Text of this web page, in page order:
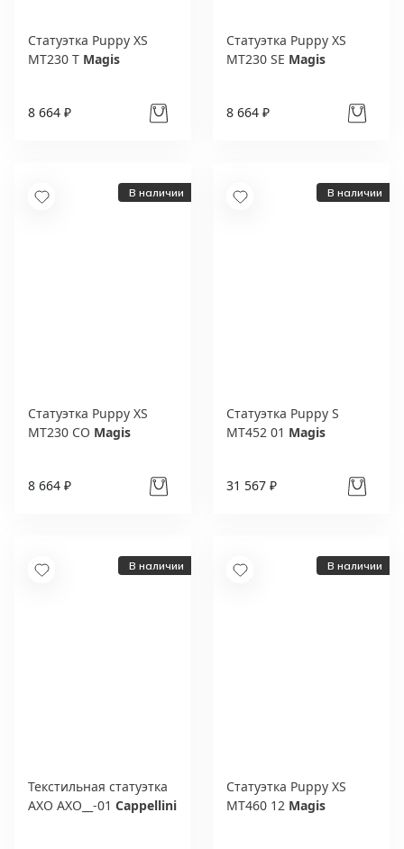
Статуэтка Puppy XS
MT230 T Magis
8 664 ₽
Статуэтка Puppy XS
MT230 SE Magis
8 664 ₽
В наличии
Статуэтка Puppy XS
MT230 CO Magis
8 664 ₽
В наличии
Статуэтка Puppy S
MT452 01 Magis
31 567 ₽
В наличии
Текстильная статуэтка
AXO AXO__-01 Cappellini
В наличии
Статуэтка Puppy XS
MT460 12 Magis